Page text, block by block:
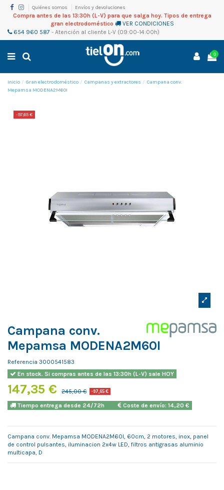
Quiénes somos Envíos y devoluciones
Compra antes de las 13:30h (L-V) para que salga hoy. Tipos de entrega
gran electrodoméstico
VER CONDICIONES
654 960 587 - Atención al cliente L-V (09:00-14:00h)
0
Inicio Gran electrodoméstico Campanas y extractores
Campana conv.
Mepamsa MODENA2M60I
-97,65 €
Campana conv.
Mepamsa MODENA2M60I
Referencia 3000541583
En stock. Si compras antes de las 13:30h (L-V) sale HOY
147,35 € 245,00 € -97,65 €
Tiempo entrega desde 24/72h Coste de envío: 14,20 €
Campana conv. Mepamsa MODENA2M60I, 60cm, 2 motores, inox, panel
de control pulsantes, iluminacion 2x4w LED, filtros antigrasas aluminio
multicapa, D